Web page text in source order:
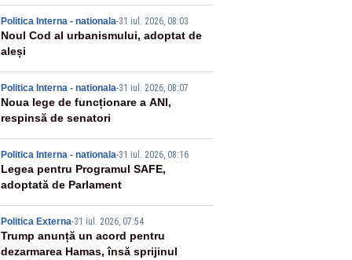
Politica Interna - nationala-31 iul. 2026, 08:03
Noul Cod al urbanismului, adoptat de
aleși
Politica Interna - nationala-31 iul. 2026, 08:07
Noua lege de funcționare a ANI,
respinsă de senatori
Politica Interna - nationala-31 iul. 2026, 08:16
Legea pentru Programul SAFE,
adoptată de Parlament
Politica Externa-31 iul. 2026, 07:54
Trump anunță un acord pentru
dezarmarea Hamas, însă sprijinul